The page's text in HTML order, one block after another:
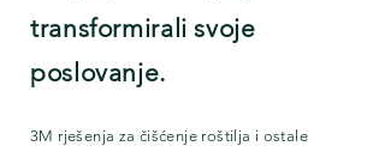
transformirali svoje
poslovanje.
3M rješenja za čišćenje roštilja i ostale